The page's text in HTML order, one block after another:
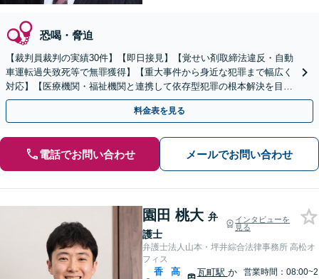
恐喝・脅迫
【裁判員裁判の実績30件】【即日接見】【覚せい剤取締法違反・自動
車運転過失致死等で無罪獲得】【重大事件から身近な犯罪まで幅広く
対応】【医療機関・福祉機関と連携して依存型犯罪の根本解決を目指
します】【弁護士歴17年】【高松北警察署すぐ】
料金表を見る
電話でお問い合わせ メールでお問い合わせ
園田 桃大 弁
護士
インタビューを
見る
弁護士法人山本・坪井綜合法律事務所 高松オ
フィス
香
高
瓦町駅 か
営業時間：08:00~2